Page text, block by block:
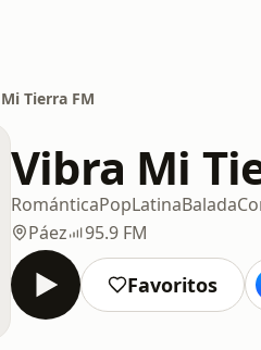
Tierra FM
Vibra Mi
RománticaPopLatinaBalada
Páez
95.9 FM
Favoritos